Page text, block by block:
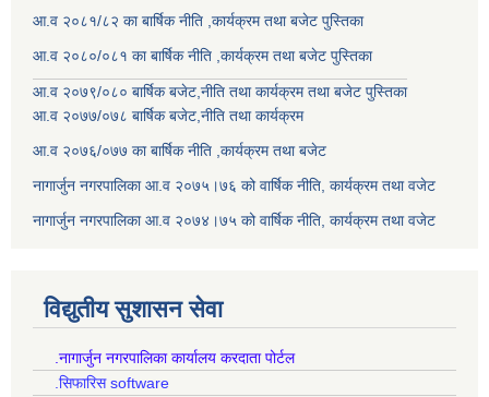
आ.व २०८१/८२ का बार्षिक नीति ,कार्यक्रम तथा बजेट पुस्तिका
आ.व २०८०/०८१ का बार्षिक नीति ,कार्यक्रम तथा बजेट पुस्तिका
आ.व २०७९/०८० बार्षिक बजेट,नीति तथा कार्यक्रम तथा बजेट पुस्तिका
आ.व २०७७/०७८ बार्षिक बजेट,नीति तथा कार्यक्रम
आ.व २०७६/०७७ का बार्षिक नीति ,कार्यक्रम तथा बजेट
नागार्जुन नगरपालिका आ.व २०७५।७६ को वार्षिक नीति, कार्यक्रम तथा वजेट
नागार्जुन नगरपालिका आ.व २०७४।७५ को वार्षिक नीति, कार्यक्रम तथा वजेट
विद्युतीय सुशासन सेवा
.नागार्जुन नगरपालिका कार्यालय करदाता पोर्टल
.सिफारिस software